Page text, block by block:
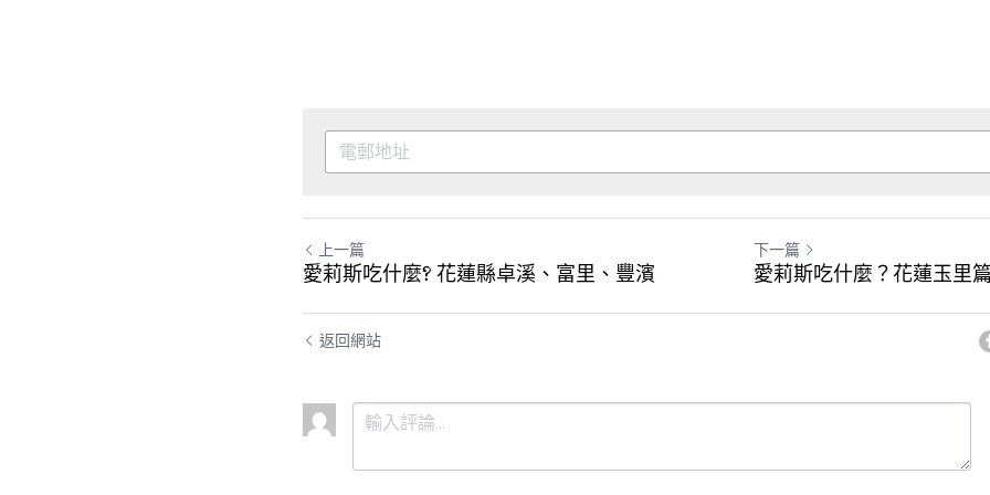
上一篇
愛莉斯吃什麼? 花蓮縣卓溪、富里、豐濱
下一篇
愛莉斯吃什麼？花蓮玉里
返回網站